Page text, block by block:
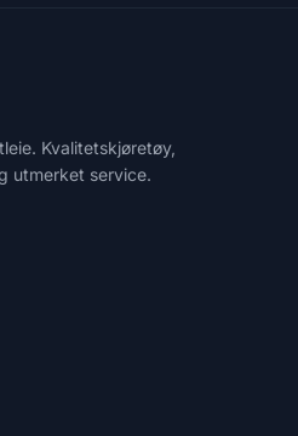
Kvalitetskjøretøy,
utmerket service.